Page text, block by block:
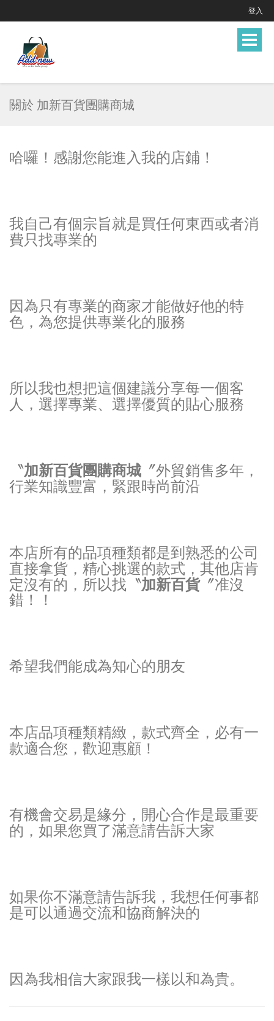
登入
Toggle
關於 加新百貨團購商城
哈囉！感謝您能進入我的店鋪！
我自己有個宗旨就是買任何東西或者消
費只找專業的
因為只有專業的商家才能做好他的特
色，為您提供專業化的服務
所以我也想把這個建議分享每一個客
人，選擇專業、選擇優質的貼心服務
〝加新百貨團購商城 〞外貿銷售多年，
行業知識豐富，緊跟時尚前沿
本店所有的品項種類都是到熟悉的公司
直接拿貨，精心挑選的款式，其他店肯
定沒有的， 所以找〝加新百貨〞准沒
錯！！
希望我們能成為知心的朋友
本店品項種類精緻，款式齊全，必有一
款適合您，歡迎惠顧！
有機會交易是緣分，開心合作是最重要
的，如果您買了滿意請告訴大家
如果你不滿意請告訴我，我想任何事都
是可以通過交流和協商解決的
因為我相信大家跟我一樣以和為貴。